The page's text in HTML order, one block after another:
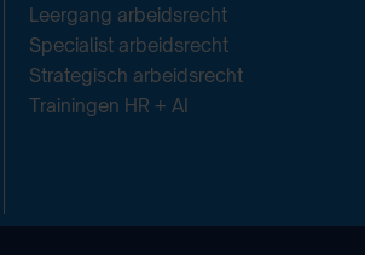
Leergang arbeidsrecht
Specialist arbeidsrecht
Strategisch arbeidsrecht
Trainingen HR + AI